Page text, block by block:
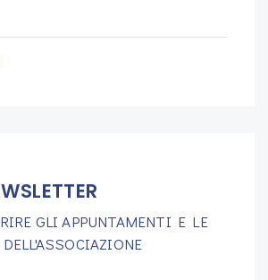
GLI APPUNTAMENTI E LE